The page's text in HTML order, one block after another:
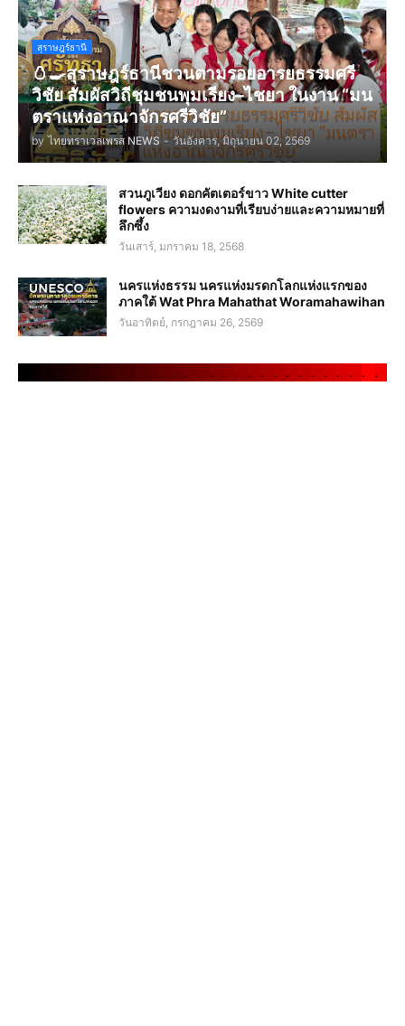
สุราษฎร์ธานี
🥚🍳สุราษฎร์ธานีชวนตามรอยอารยธรรมศรี
วิชัย สัมผัสวิถีชุมชนพุมเรียง–ไชยา ในงาน “มน
ตราแห่งอาณาจักรศรีวิชัย”
by ไทยทราเวลเพรส NEWS - วันอังคาร, มิถุนายน 02, 2569
สวนภูเวียง ดอกคัตเตอร์ขาว White cutter
flowers ความงดงามที่เรียบง่ายและความหมายที่
ลึกซึ้ง
วันเสาร์, มกราคม 18, 2568
นครแห่งธรรม นครแห่งมรดกโลกแห่งแรกของ
ภาคใต้ Wat Phra Mahathat Woramahawihan
วันอาทิตย์, กรกฎาคม 26, 2569
. . . . . . . . . . . . . . . . . . . . . . .